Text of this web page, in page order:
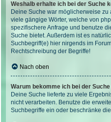
Weshalb erhalte ich bei der Suche
Deine Suche war möglicherweise
viele gängige Wörter, welche von
spezifischere Anfrage und benutze
Suche bietet. Außerdem ist es
Suchbegriff(e) hier nirgends im
Rechtschreibung der Begriffe!
Nach oben
Warum bekomme ich bei der
Deine Suche lieferte zu viele
nicht verarbeiten. Benutze die
Suchbegriffe ein oder beschränke